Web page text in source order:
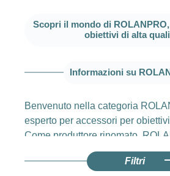
Scopri il mondo di
obiettivi di alta
Informazioni su
Benvenuto nella categoria
esperto per accessori per
Come produttore rinomato,
una vasta gamma di prodotti
appositamente per proteggere in
Filtri